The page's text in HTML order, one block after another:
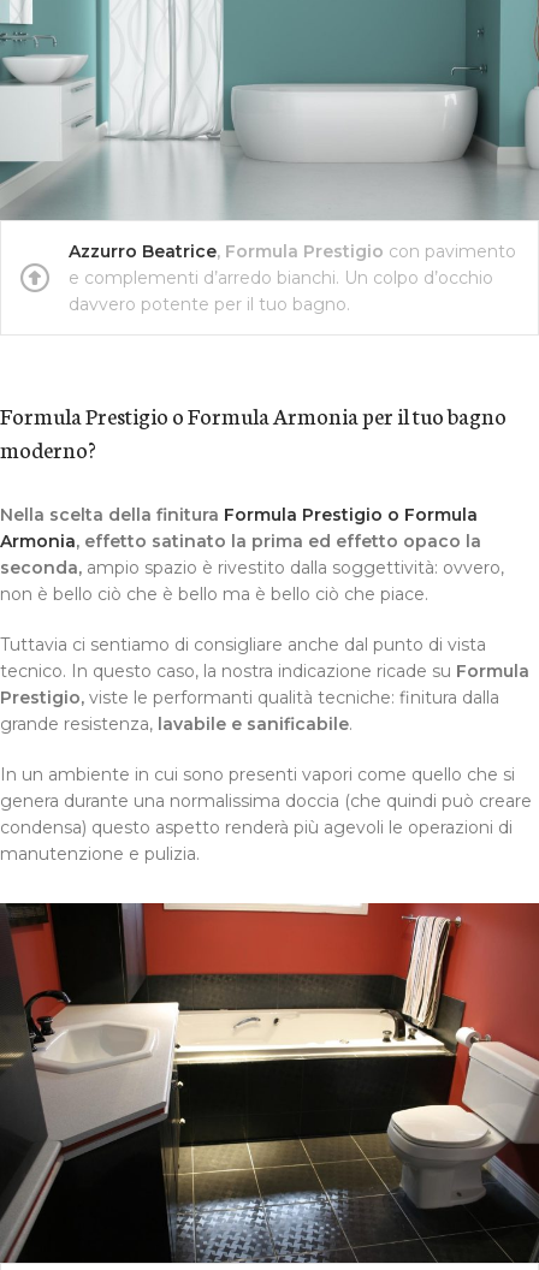
Azzurro Beatrice, Formula Prestigio con pavimento
e complementi d’arredo bianchi. Un colpo d’occhio
davvero potente per il tuo bagno.
Formula Prestigio o Formula Armonia per il tuo bagno
moderno?
Nella scelta della finitura Formula Prestigio o Formula
Armonia, effetto satinato la prima ed effetto opaco la
seconda, ampio spazio è rivestito dalla soggettività: ovvero,
non è bello ciò che è bello ma è bello ciò che piace.
Tuttavia ci sentiamo di consigliare anche dal punto di vista
tecnico. In questo caso, la nostra indicazione ricade su Formula
Prestigio, viste le performanti qualità tecniche: finitura dalla
grande resistenza, lavabile e sanificabile.
In un ambiente in cui sono presenti vapori come quello che si
genera durante una normalissima doccia (che quindi può creare
condensa) questo aspetto renderà più agevoli le operazioni di
manutenzione e pulizia.